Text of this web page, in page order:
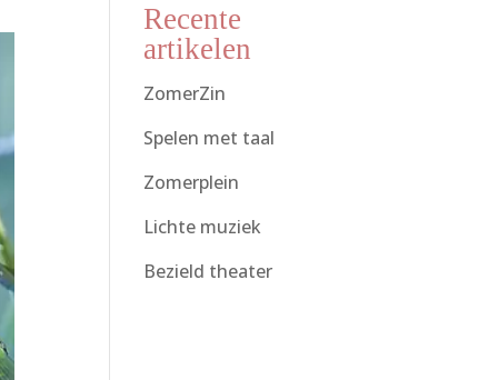
Recente
artikelen
ZomerZin
Spelen met taal
Zomerplein
Lichte muziek
Bezield theater